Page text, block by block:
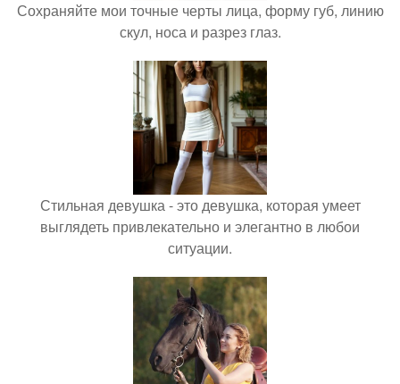
Сохраняйте мои точные черты лица, форму губ, линию
скул, носа и разрез глаз.
Стильная девушка - это девушка, которая умеет
выглядеть привлекательно и элегантно в любои
ситуации.